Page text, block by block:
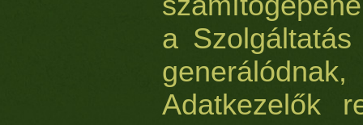
a
Adatkezelők